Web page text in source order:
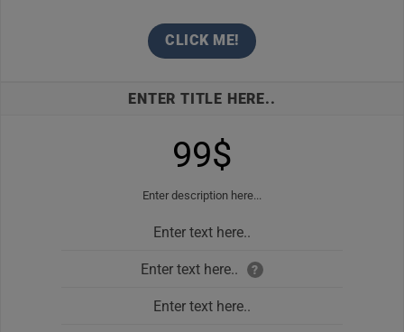
CLICK ME!
ENTER TITLE HERE..
99$
Enter description here...
Enter text here..
Enter text here.. ?
Enter text here..